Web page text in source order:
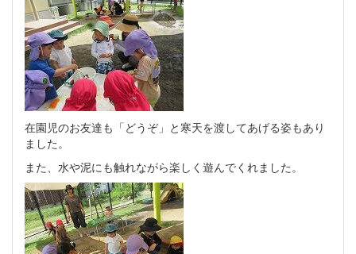
在園児のお友達も「どうぞ」と寒天を渡してあげる姿もあり
ました。
また、水や泥にも触れながら楽しく遊んでくれました。